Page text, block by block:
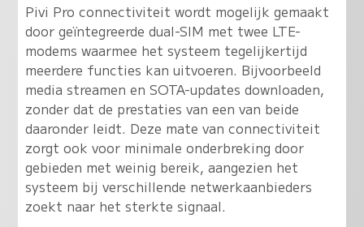
Pivi Pro connectiviteit wordt mogelijk gemaakt
door geïntegreerde dual-SIM met twee LTE-
modems waarmee het systeem tegelijkertijd
meerdere functies kan uitvoeren. Bijvoorbeeld
media streamen en SOTA-updates downloaden,
zonder dat de prestaties van een van beide
daaronder leidt. Deze mate van connectiviteit
zorgt ook voor minimale onderbreking door
gebieden met weinig bereik, aangezien het
systeem bij verschillende netwerkaanbieders
zoekt naar het sterkte signaal.